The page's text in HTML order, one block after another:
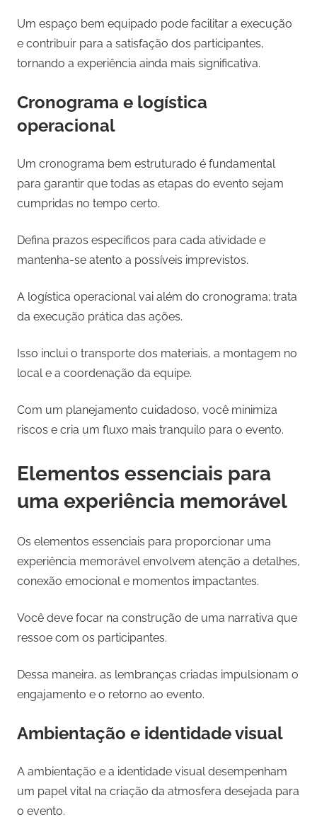
Um espaço bem equipado pode facilitar a execução
e contribuir para a satisfação dos participantes,
tornando a experiência ainda mais significativa.
Cronograma e logística
operacional
Um cronograma bem estruturado é fundamental
para garantir que todas as etapas do evento sejam
cumpridas no tempo certo.
Defina prazos específicos para cada atividade e
mantenha-se atento a possíveis imprevistos.
A logística operacional vai além do cronograma; trata
da execução prática das ações.
Isso inclui o transporte dos materiais, a montagem no
local e a coordenação da equipe.
Com um planejamento cuidadoso, você minimiza
riscos e cria um fluxo mais tranquilo para o evento.
Elementos essenciais para
uma experiência memorável
Os elementos essenciais para proporcionar uma
experiência memorável envolvem atenção a detalhes,
conexão emocional e momentos impactantes.
Você deve focar na construção de uma narrativa que
ressoe com os participantes.
Dessa maneira, as lembranças criadas impulsionam o
engajamento e o retorno ao evento.
Ambientação e identidade visual
A ambientação e a identidade visual desempenham
um papel vital na criação da atmosfera desejada para
o evento.